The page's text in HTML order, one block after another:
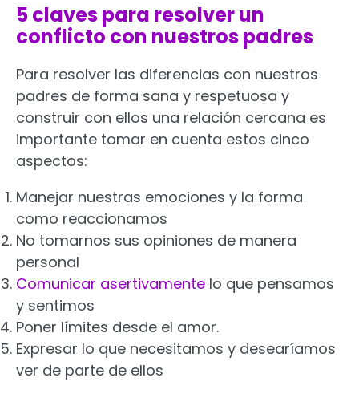
5 claves para resolver un
conflicto con nuestros padres
Para resolver las diferencias con nuestros
padres de forma sana y respetuosa y
construir con ellos una relación cercana es
importante tomar en cuenta estos cinco
aspectos:
Manejar nuestras emociones y la forma
como reaccionamos
No tomarnos sus opiniones de manera
personal
Comunicar asertivamente lo que pensamos
y sentimos
Poner límites desde el amor.
Expresar lo que necesitamos y desearíamos
ver de parte de ellos